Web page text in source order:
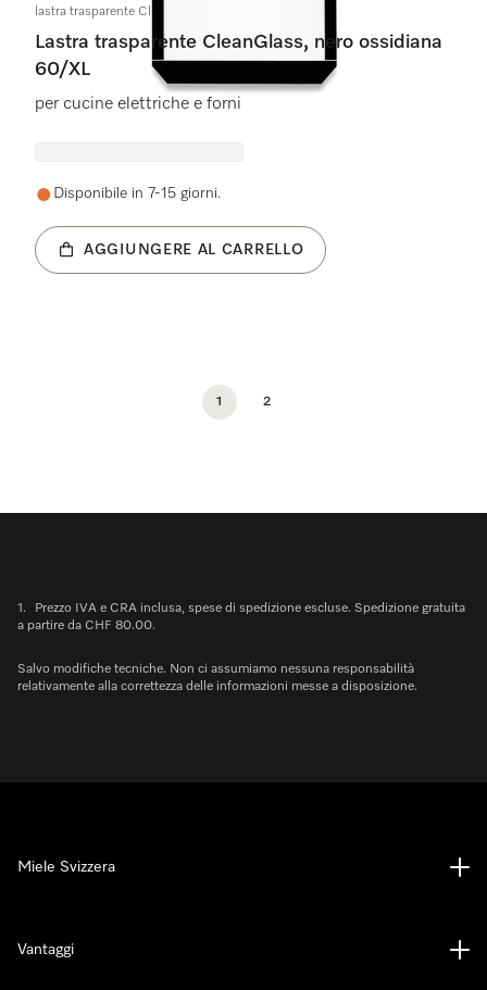
lastra trasparente CleanGlass OBSW 60/XL
Lastra trasparente CleanGlass, nero ossidiana
60/XL
per cucine elettriche e forni
Disponibile in 7-15 giorni.
AGGIUNGERE AL CARRELLO
1 2
1.
Prezzo IVA e CRA inclusa, spese di spedizione escluse. Spedizione gratuita
a partire da CHF 80.00.
Salvo modifiche tecniche. Non ci assumiamo nessuna responsabilità
relativamente alla correttezza delle informazioni messe a disposizione.
Miele Svizzera
Vantaggi